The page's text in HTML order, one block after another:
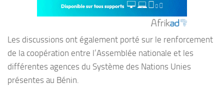
Les discussions ont également porté sur le renforcement
de la coopération entre l’Assemblée nationale et les
différentes agences du Système des Nations Unies
présentes au Bénin.